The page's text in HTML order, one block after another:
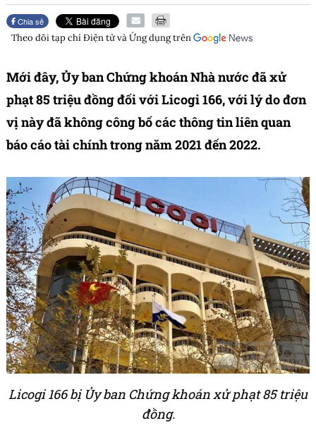
Chia sẻ
Theo dõi tạp chíĐiện tử và Ứng dụngtrên
Mới đây, Ủy ban Chứng khoán Nhà nước đã xử
phạt 85 triệu đồng đối với Licogi 166, với lý do đơn
vị này đã không công bố các thông tin liên quan
báo cáo tài chính trong năm 2021 đến 2022.
Licogi 166 bị Ủy ban Chứng khoán xử phạt 85 triệu
đồng.